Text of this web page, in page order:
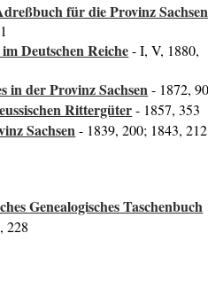
für die Provinz Sachsen
Deutschen Reiche- I, V, 1880,
in der Provinz Sachsen- 1872,
Rittergüter- 1857, 353
Sachsen- 1839, 200; 1843,
Genealogisches Taschenbuch
228